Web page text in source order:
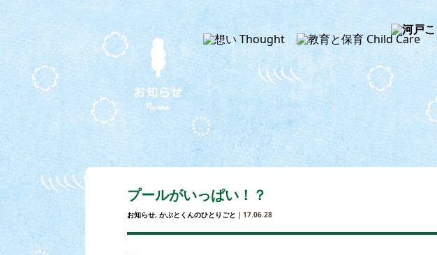
プールがいっぱい！？
お知らせ, かぶとくんのひとりごと ｜17.06.28